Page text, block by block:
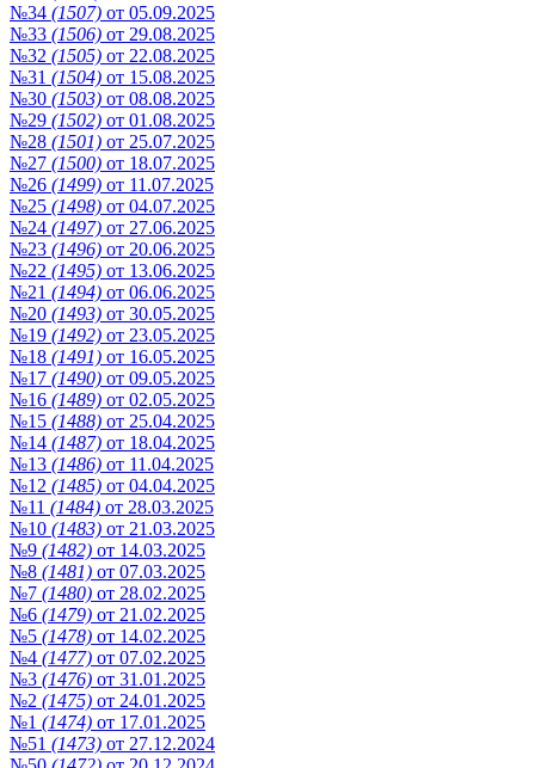
№34 (1507) от 05.09.2025
№33 (1506) от 29.08.2025
№32 (1505) от 22.08.2025
№31 (1504) от 15.08.2025
№30 (1503) от 08.08.2025
№29 (1502) от 01.08.2025
№28 (1501) от 25.07.2025
№27 (1500) от 18.07.2025
№26 (1499) от 11.07.2025
№25 (1498) от 04.07.2025
№24 (1497) от 27.06.2025
№23 (1496) от 20.06.2025
№22 (1495) от 13.06.2025
№21 (1494) от 06.06.2025
№20 (1493) от 30.05.2025
№19 (1492) от 23.05.2025
№18 (1491) от 16.05.2025
№17 (1490) от 09.05.2025
№16 (1489) от 02.05.2025
№15 (1488) от 25.04.2025
№14 (1487) от 18.04.2025
№13 (1486) от 11.04.2025
№12 (1485) от 04.04.2025
№11 (1484) от 28.03.2025
№10 (1483) от 21.03.2025
№9 (1482) от 14.03.2025
№8 (1481) от 07.03.2025
№7 (1480) от 28.02.2025
№6 (1479) от 21.02.2025
№5 (1478) от 14.02.2025
№4 (1477) от 07.02.2025
№3 (1476) от 31.01.2025
№2 (1475) от 24.01.2025
№1 (1474) от 17.01.2025
№51 (1473) от 27.12.2024